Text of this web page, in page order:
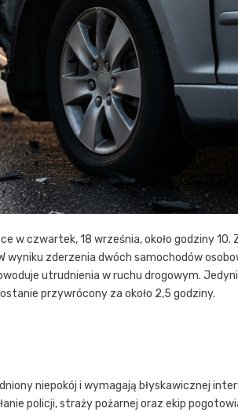
w czwartek, 18 września, około godziny 10.
wyniku zderzenia dwóch samochodów
utrudnienia w ruchu drogowym.
przywrócony za około 2,5 godziny.
niepokój i wymagają błyskawicznej
policji, straży pożarnej oraz ekip